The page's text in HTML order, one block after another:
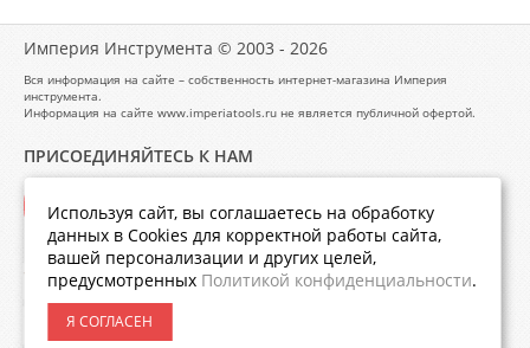
Империя Инструмента © 2003 - 2026
Вся информация на сайте – собственность интернет-магазина Империя
инструмента.
Информация на сайте www.imperiatools.ru не является публичной офертой.
ПРИСОЕДИНЯЙТЕСЬ К НАМ
Используя сайт, вы соглашаетесь на обработку
данных в Cookies для корректной работы сайта,
вашей персонализации и других целей,
предусмотренных Политикой конфиденциальности.
Я СОГЛАСЕН